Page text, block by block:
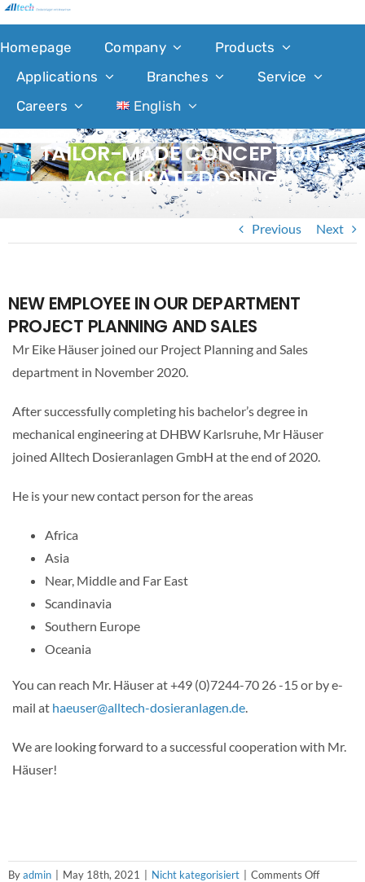
Skip
content
Homepage Company
Products
Applications
Branches
Service
Careers
English
TAILOR-MADE CONCEPTION.
ACCURATE DOSING.
Previous Next
NEW EMPLOYEE IN OUR DEPARTMENT
PROJECT PLANNING AND SALES
Mr Eike Häuser joined our Project Planning and Sales
department in November 2020.
After successfully completing his bachelor’s degree in
mechanical engineering at DHBW Karlsruhe, Mr Häuser
joined Alltech Dosieranlagen GmbH at the end of 2020.
He is your new contact person for the areas
Africa
Asia
Near, Middle and Far East
Scandinavia
Southern Europe
Oceania
You can reach Mr. Häuser at +49 (0)7244-70 26 -15 or by e-
mail at haeuser@alltech-dosieranlagen.de.
We are looking forward to a successful cooperation with Mr.
Häuser!
Byadmin May 18th, 2021 Nicht kategorisiert Comments Offon